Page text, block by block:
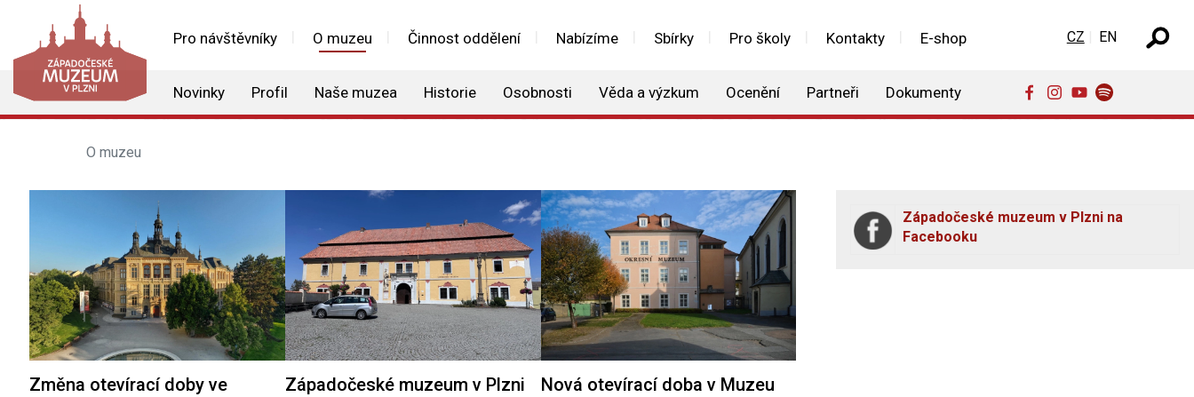
Pro návštěvníky O muzeu Činnost oddělení Nabízíme Sbírky Pro školy Kontakty E-shop
Novinky Profil Naše muzea Historie Osobnosti Věda a výzkum Ocenění Partneři Dokumenty
Zvolte jazyk
CZ EN
O muzeu
Změna otevírací doby ve
Západočeské muzeum v Plzni
Nová otevírací doba v Muzeu
Západočeské muzeum v Plzni na
Facebooku